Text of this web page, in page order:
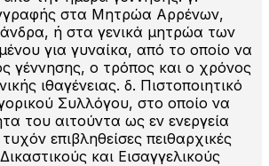
στα Μητρώα Αρρένων,
άνδρα, ή στα γενικά μητρώα των
για γυναίκα, από το οποίο να
γέννησης, ο τρόπος και ο χρόνος
ιθαγένειας. δ. Πιστοποιητικό
Συλλόγου, στο οποίο να
του αιτούντα ως εν ενεργεία
επιβληθείσες πειθαρχικές
και Εισαγγελικούς